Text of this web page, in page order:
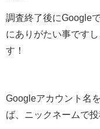
調査終了後にGoogle
にありがたい事です
す！
Googleアカウント名
ば、ニックネームで